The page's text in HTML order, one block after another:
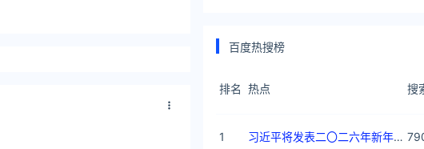
百度热搜榜
排名 热点 搜
1 习近平将发表二〇二六年新年贺词